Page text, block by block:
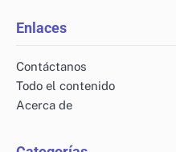
Enlaces
Contáctanos
Todo el contenido
Acerca de